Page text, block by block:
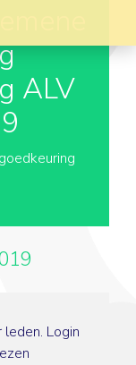
ALV
Login